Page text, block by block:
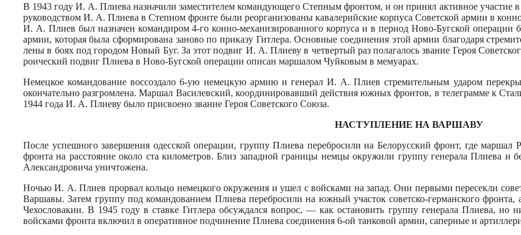
В 1943 году И. А. Плиева назначи­ли заместителем командующего Степ­ным фронтом, и он принял активное участие
руководством И. А. Плиева в Степ­ном фронте были реорганизованы кавалерийские корпуса Советской армии в
И. А. Плиев был назначен командиром 4-го конно-механизированного корпуса и в период Ново-Бугской опе­рации
армии, которая была сформирована заново по приказу Гитлера. Основные соединения этой армии благодаря
лены в боях под городом Новый Буг. За этот подвиг И. А. Плиеву в чет­вертый раз полагалось звание Героя
роический подвиг Плиева в Ново-Бугской операции описан маршалом Чуй­ковым в мемуарах.
Немецкое командование воссозда­ло 6-ую немецкую армию и генерал И. А. Плиев стремительным ударом
окончательно разгромлена. Маршал Василевский, координировавший дей­ствия южных фронтов, в телеграмме к
1944 года И. А. Плиеву было присво­ено звание Героя Советского Союза.
НАСТУПЛЕНИЕ НА ВАРШАВУ
После успешного завершения одес­ской операции, группу Плиева пере­бросили на Белорусский фронт, где
фронта на расстояние около ста километров. Близ западной границы немцы окружили группу генерала Плиева
Александровича уничтожена.
Но­чью И. А. Плиев прорвал кольцо немецкого окружения и ушел с войсками на запад. Они первыми пересекли
Варшавы. Затем группу под командова­нием Плиева перебросили на южный участок советско-германского
Чехосло­вакии. В 1945 году в ставке Гитлера обсуждался вопрос, — как остановить группу генерала Плиева,
войсками фронта включил в оперативное подчинение Плиева соединения 6-ой танковой ар­мии, саперные и